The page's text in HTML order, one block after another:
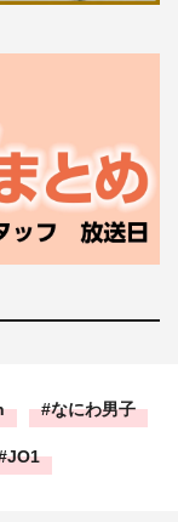
なにわ男子
JO1